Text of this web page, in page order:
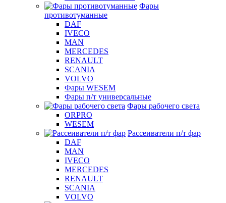
Фары
противотуманные
DAF
IVECO
MAN
MERCEDES
RENAULT
SCANIA
VOLVO
Фары WESEM
Фары п/т универсальные
Фары рабочего света
ORPRO
WESEM
Рассеиватели п/т фар
DAF
MAN
IVECO
MERCEDES
RENAULT
SCANIA
VOLVO